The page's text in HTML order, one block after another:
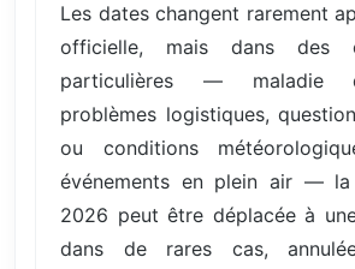
Les dates changent rarement
officielle, mais dans des
particulières — maladie
problèmes logistiques,
ou conditions
événements en plein air —
2026 peut être déplacée à
dans de rares cas,